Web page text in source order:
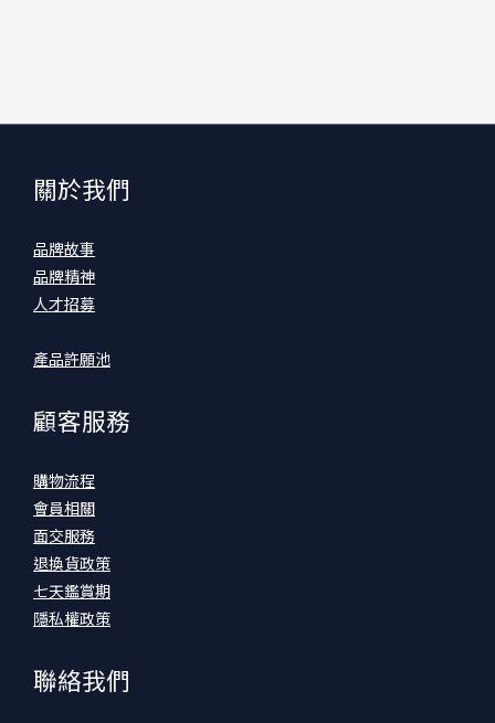
關於我們
品牌故事
品牌精神
人才招募
產品許願池
顧客服務
購物流程
會員相關
面交服務
退換貨政策
七天鑑賞期
隱私權政策
聯絡我們